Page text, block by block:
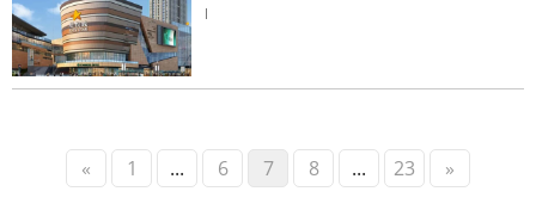
|
« 1 ... 6 7 8 ... 23 »